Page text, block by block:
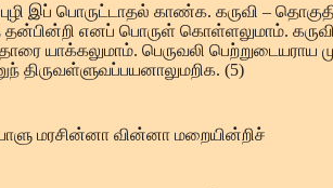
இப் பொருட்டாதல் காண்க. கருவி –
எனப் பொருள் கொள்ளலுமாம்.
யாக்கலுமாம். பெருவலி
திருவள்ளுவப்பயனாலுமறிக. (5)
மரசின்னா வின்னா மறையின்றிச்